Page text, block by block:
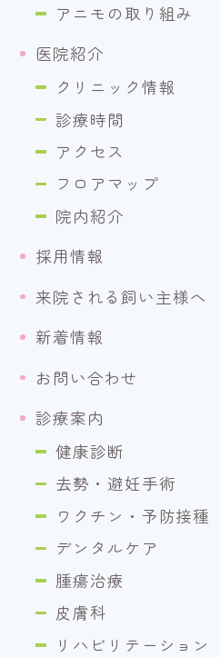
アニモの取り組み
医院紹介
クリニック情報
診療時間
アクセス
フロアマップ
院内紹介
採用情報
来院される飼い主様へ
新着情報
お問い合わせ
診療案内
健康診断
去勢・避妊手術
ワクチン・予防接種
デンタルケア
腫瘍治療
皮膚科
リハビリテーション